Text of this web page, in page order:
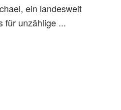
ein landesweit
für unzählige ...